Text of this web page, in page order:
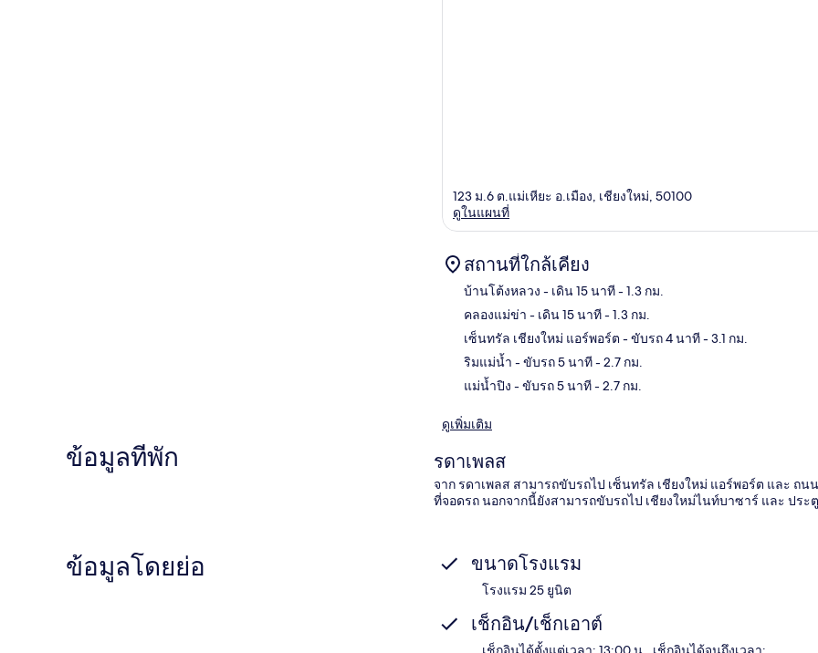
123 ม.6 ต.แม่เหียะ อ.เมือง, เชียงใหม่, 50100
ดูในแผนที่
สถานที่ใกล้เคียง
บ้านโต้งหลวง - เดิน 15 นาที- 1.3 กม.
คลองแม่ข่า - เดิน 15 นาที- 1.3 กม.
เซ็นทรัล เชียงใหม่ แอร์พอร์ต - ขับรถ 4 นาที- 3.1 กม.
ริมแม่น้ำ - ขับรถ 5 นาที- 2.7 กม.
แม่น้ำปิง - ขับรถ 5 นาที- 2.7 กม.
ดูเพิ่มเติม
ข้อมูลที่พัก รดาเพลส
จาก รดาเพลส สามารถขับรถไป เซ็นทรัล เชียงใหม่ แอร์พอร์ต และ ถ
ที่จอดรถ นอกจากนี้ยังสามารถขับรถไป เชียงใหม่ไนท์บาซาร์ และ ประ
ข้อมูลโดยย่อ ขนาดโรงแรม
โรงแรม 25 ยูนิต
เช็กอิน/เช็กเอาต์